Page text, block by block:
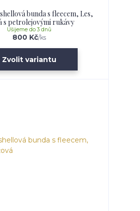
bunda s fleecem, Les,
s petrolejovými rukávy
800 Kč/ks
Ušijeme do 3 dnů
Zvolit variantu